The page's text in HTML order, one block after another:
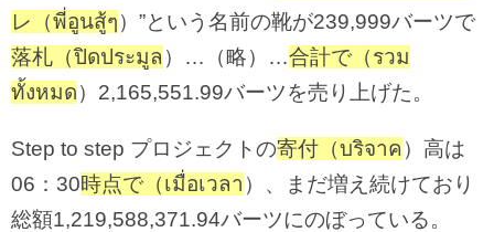
レ（พี่อูนสู้ๆ）”という名前の靴が239,999バーツで
落札（ปิดประมูล ）…（略）…合計で（รวม
ทั้งหมด）2,165,551.99バーツを売り上げた。
Step to step プロジェクトの寄付（บริจาค ）高は
06：30時点で（เมื่อเวลา ）、まだ増え続けており
総額1,219,588,371.94バーツにのぼっている。